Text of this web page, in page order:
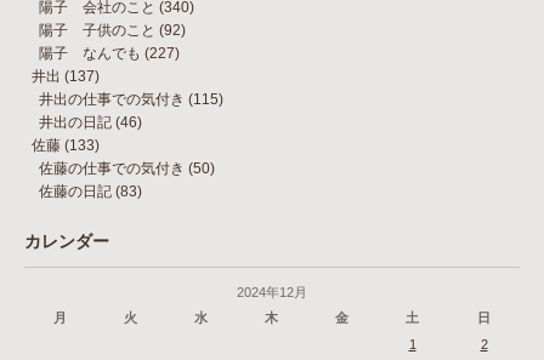
陽子 会社のこと (340)
陽子 子供のこと (92)
陽子 なんでも (227)
井出 (137)
井出の仕事での気付き (115)
井出の日記 (46)
佐藤 (133)
佐藤の仕事での気付き (50)
佐藤の日記 (83)
カレンダー
2024年12月
月
火 水 木 金 土
日
1
2